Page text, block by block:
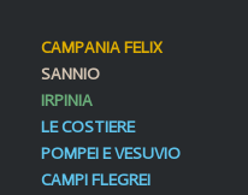
CAMPANIA FELIX
SANNIO
IRPINIA
LE COSTIERE
POMPEI E VESUVIO
CAMPI FLEGREI